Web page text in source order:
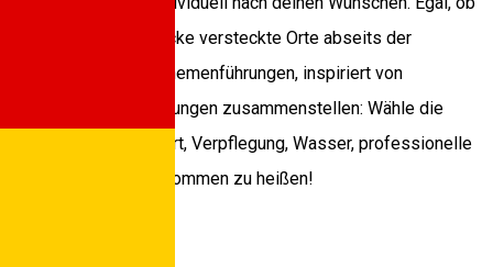
für dich. Entdecke versteckte Orte abseits der
hinaus bieten wir Themenführungen, inspiriert von
nach deinen Vorstellungen zusammenstellen: Wähle die
beinhalten Transport, Verpflegung, Wasser, professionelle
unseren Touren willkommen zu heißen!